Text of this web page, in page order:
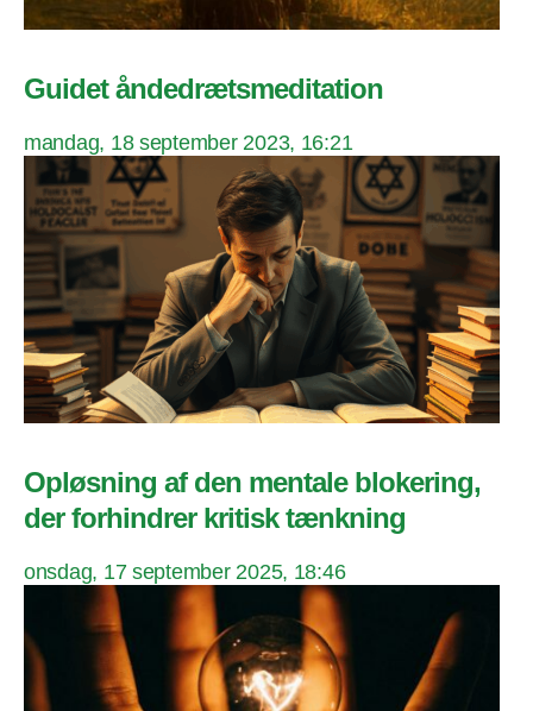
Guidet åndedrætsmeditation
mandag, 18 september 2023, 16:21
Opløsning af den mentale blokering,
der forhindrer kritisk tænkning
onsdag, 17 september 2025, 18:46